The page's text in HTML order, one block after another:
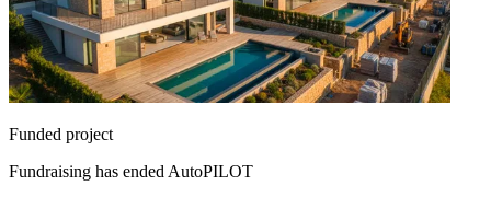
Funded project
Fundraising has ended AutoPILOT